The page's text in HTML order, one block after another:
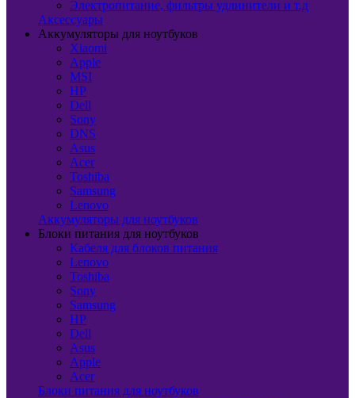
Электропитание, фильтры удлинители и т.д
Аксессуары
Аккумуляторы для ноутбуков
Xiaomi
Apple
MSI
HP
Dell
Sony
DNS
Asus
Acer
Toshiba
Samsung
Lenovo
Аккумуляторы для ноутбуков
Блоки питания для ноутбуков
Кабеля для блоков питания
Lenovo
Toshiba
Sony
Samsung
HP
Dell
Asus
Apple
Acer
Блоки питания для ноутбуков